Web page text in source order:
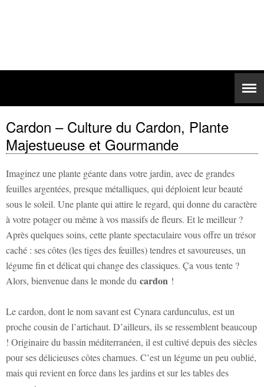
Cardon – Culture du Cardon, Plante
Majestueuse et Gourmande
Imaginez une plante géante dans votre jardin, avec de grandes
feuilles argentées, presque métalliques, qui déploient leur beauté
sous le soleil. Une plante qui attire le regard, qui donne du caractère
à votre potager ou même à vos massifs de fleurs. Et le meilleur ?
Après quelques soins, cette plante spectaculaire vous offre un trésor
caché : ses côtes (les tiges des feuilles) tendres et savoureuses, un
légume fin et délicat qui change des classiques. Ça vous tente ?
Alors, bienvenue dans le monde du cardon !
Le cardon, dont le nom savant est Cynara cardunculus, est un
proche cousin de l’artichaut. D’ailleurs, ils se ressemblent beaucoup
! Originaire du bassin méditerranéen, il est cultivé depuis des siècles
pour ses délicieuses côtes charnues. C’est un légume un peu oublié,
mais qui revient en force dans les jardins et sur les tables des